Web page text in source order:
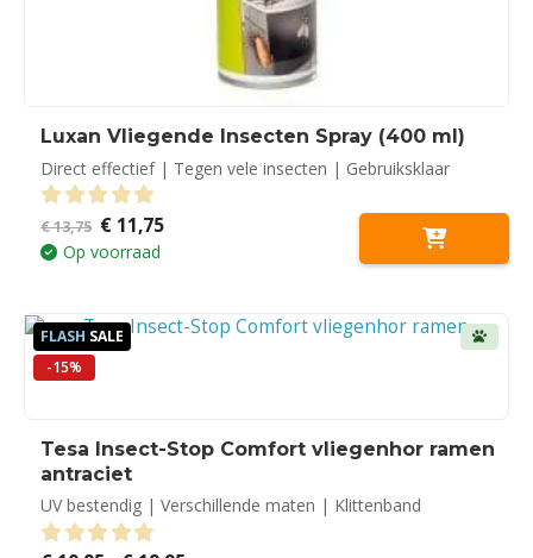
Luxan Vliegende Insecten Spray (400 ml)
Direct effectief | Tegen vele insecten | Gebruiksklaar
0out of 5
€13,75 Oorspronkelijke
prijs
was:
€11,75Huidige
Op voorraad
FLASH SALE
-15%
Tesa Insect-Stop Comfort vliegenhor ramen
antraciet
UV bestendig | Verschillende maten | Klittenband